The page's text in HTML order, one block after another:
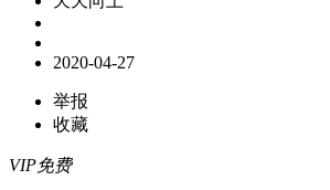
2020-04-27
举报
收藏
VIP免费